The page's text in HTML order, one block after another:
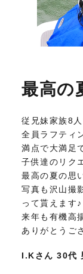
最高の
従兄妹家族8
全員ラフティ
満点で大満足
子供達のリク
最高の夏の思
写真も沢山撮
って貰えます♪
来年も有機高
ありがとうご
I.Kさん 30代